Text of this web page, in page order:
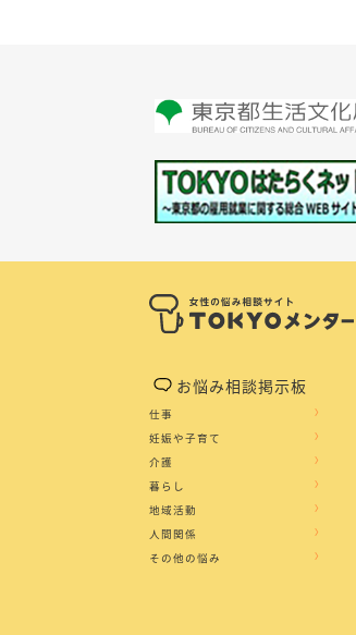
お悩み相談掲示板
仕事
妊娠や子育て
介護
暮らし
地域活動
人間関係
その他の悩み